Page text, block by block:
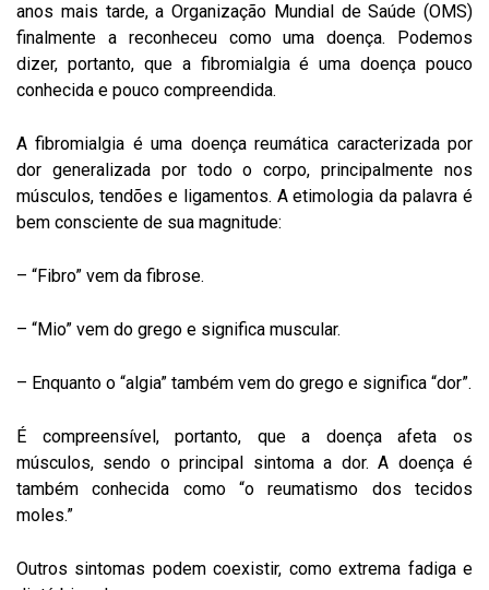
anos mais tarde, a Organização Mundial de Saúde (OMS)
finalmente a reconheceu como uma doença. Podemos
dizer, portanto, que a fibromialgia é uma doença pouco
conhecida e pouco compreendida.
A fibromialgia é uma doença reumática caracterizada por
dor generalizada por todo o corpo, principalmente nos
músculos, tendões e ligamentos. A etimologia da palavra é
bem consciente de sua magnitude:
– “Fibro” vem da fibrose.
– “Mio” vem do grego e significa muscular.
– Enquanto o “algia” também vem do grego e significa “dor”.
É compreensível, portanto, que a doença afeta os
músculos, sendo o principal sintoma a dor. A doença é
também conhecida como “o reumatismo dos tecidos
moles.”
Outros sintomas podem coexistir, como extrema fadiga e